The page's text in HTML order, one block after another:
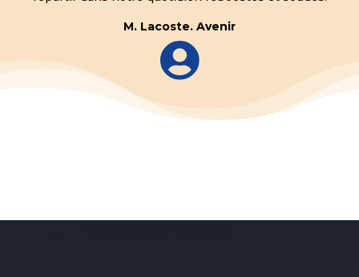
M. Lacoste. Avenir
